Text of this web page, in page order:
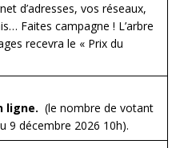
d’adresses, vos réseaux,
Faites campagne ! L’arbre
recevra le « Prix du
ligne.
(le nombre de votant
9 décembre 2026 10h).